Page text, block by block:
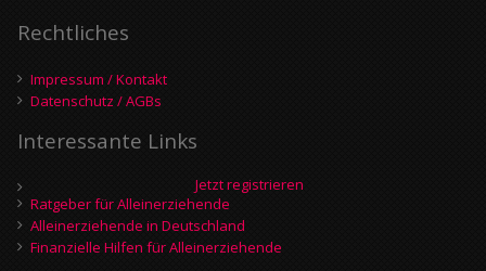
Rechtliches
Impressum / Kontakt
Datenschutz / AGBs
Interessante Links
Jetzt registrieren
Ratgeber für Alleinerziehende
Alleinerziehende in Deutschland
Finanzielle Hilfen für Alleinerziehende